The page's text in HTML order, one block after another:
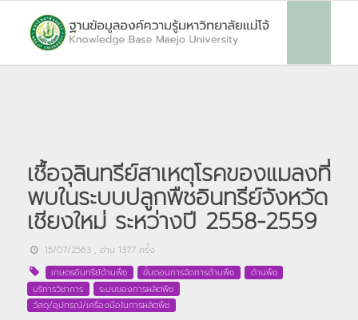
เชื้อจุลินทรีย์สาเหตุโรคของแมลงที่
พบในระบบปลูกพืชอินทรีย์จังหวัด
เชียงใหม่ ระหว่างปี 2558-2559
15/07/2563, อ่าน 1377ครั้ง
เกษตรอินทรีย์ด้านพืช
ขั้นตอนการจัดการด้านพืช
ด้านพืช
บริการวิชาการ
ระบบของการผลิตพืช
วัสดุ/อุปกรณ์/เครื่องมือในการผลิตพืช